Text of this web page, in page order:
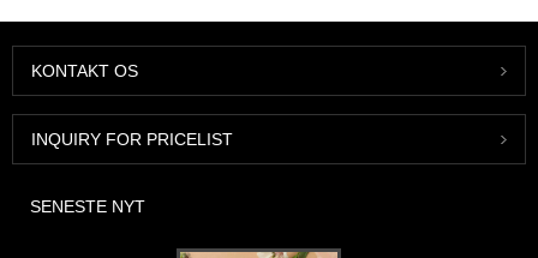
KONTAKT OS
INQUIRY FOR PRICELIST
SENESTE NYT